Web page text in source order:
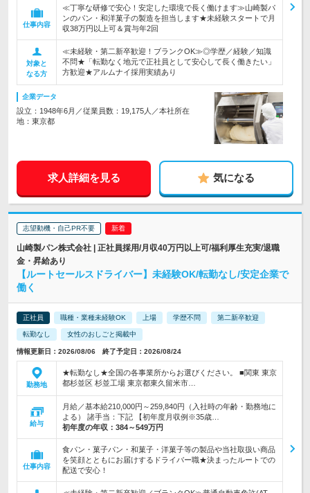
仕事内容
≪丁寧な研修で安心！安定した環境で長く働けます≫山崎製パ
ンのパン・和洋菓子の製造を担当します★未経験スタートで月
収38万円以上可＆賞与年2回
対象と
なる方
≪未経験・第二新卒歓迎！ブランクOK≫◎学歴／経験／知識
不問★「転勤なく地元で正社員として安心して長く働きたい」
方歓迎★アルムナイ採用実績あり
企業データ
設立：1948年6月／従業員数：19,175人／本社所在
地：東京都
求人詳細を見る 気になる
志望動機・自己PR不要
山崎製パン株式会社 | 正社員採用/月収40万円以上可/福利厚生充実/退職
金・昇給あり
【ルートセールスドライバー】未経験OK/転勤なし/安定企業で
働く
正社員 職種・業種未経験OK 上場 学歴不問 第二新卒歓迎
転勤なし 女性のおしごと掲載中
情報更新日：2026/08/06 終了予定日：2026/08/24
勤務地
★転勤なし★全国の各事業所からお選びください。 ■関東 東京
都杉並区 杉並工場 東京都東久留米市…
給与
月給／基本給210,000円～259,840円（入社時の年齢・勤務地に
よる） 諸手当：下記 【初年度月収例※35歳…
初年度の年収： 384～549万円
仕事内容
食パン・菓子パン・和菓子・洋菓子等の製品や当社取扱い商品
を笑顔とともにお届けするドライバー職★決まったルートでの
配送で安心！